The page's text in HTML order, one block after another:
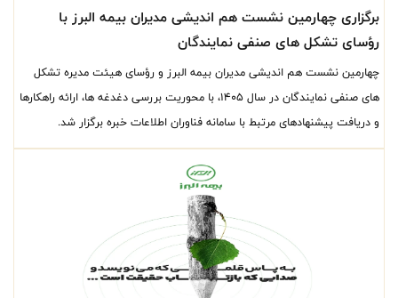
برگزاری چهارمین نشست هم اندیشی مدیران بیمه البرز با
رؤسای تشکل های صنفی نمایندگان
چهارمین نشست هم اندیشی مدیران بیمه البرز و رؤسای هیئت مدیره تشکل
های صنفی نمایندگان در سال 1405، با محوریت بررسی دغدغه ها، ارائه راهکارها
و دریافت پیشنهادهای مرتبط با سامانه فناوران اطلاعات خبره برگزار شد.